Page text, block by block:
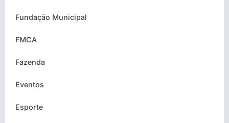
Fundação Municipal
FMCA
Fazenda
Eventos
Esporte